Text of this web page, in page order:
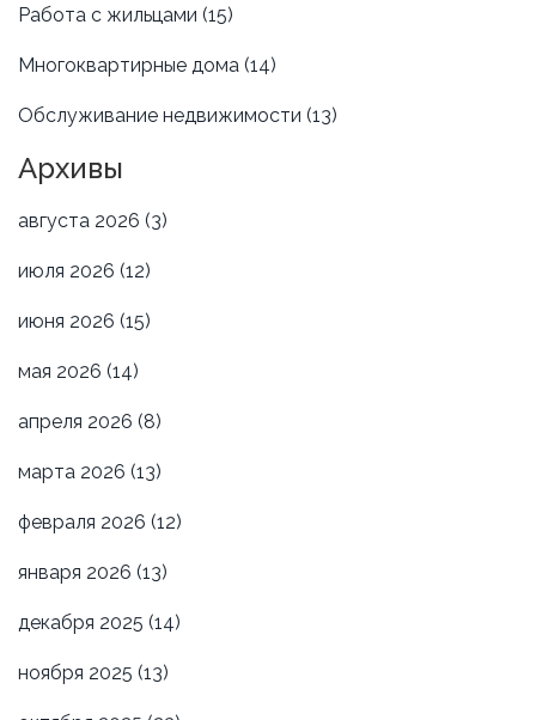
Работа с жильцами (15)
Многоквартирные дома (14)
Обслуживание недвижимости (13)
Архивы
августа 2026 (3)
июля 2026 (12)
июня 2026 (15)
мая 2026 (14)
апреля 2026 (8)
марта 2026 (13)
февраля 2026 (12)
января 2026 (13)
декабря 2025 (14)
ноября 2025 (13)